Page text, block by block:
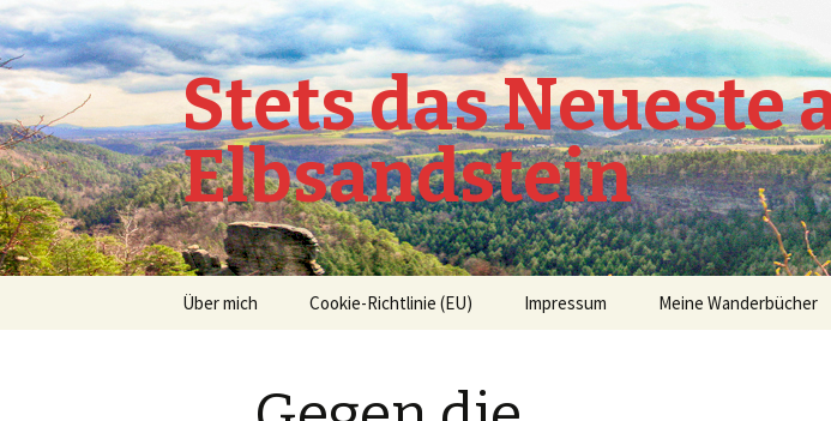
Stets das Neueste
Elbsandstein
Springe
Über mich Cookie-Richtlinie (EU) Impressum Meine Wanderbücher